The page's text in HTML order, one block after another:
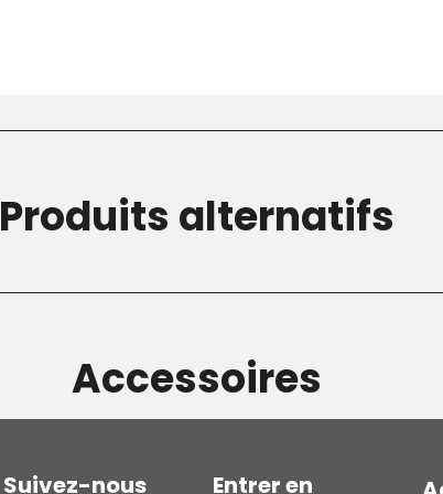
Produits alternatifs
Accessoires
Suivez-nous Entrer en